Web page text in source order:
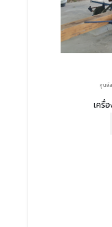
ศูนย์
เครื่